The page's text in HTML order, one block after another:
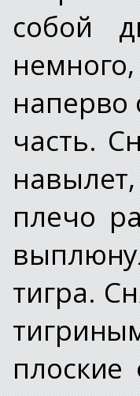
собой
наперво
часть.
плечо
тигра.